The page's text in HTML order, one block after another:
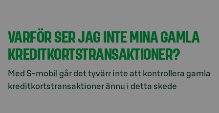
VARFÖR SER JAG INTE MINA GAMLA
KREDITKORTSTRANSAKTIONER?
Med S-mobil går det tyvärr inte att kontrollera gamla
kreditkortstransaktioner ännu i detta skede